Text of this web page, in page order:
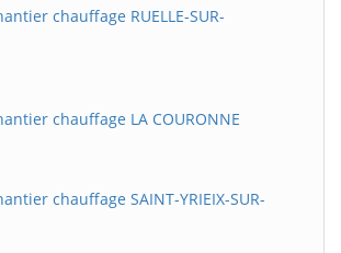
chauffage RUELLE-SUR-
chauffage LA COURONNE
chauffage SAINT-YRIEIX-SUR-